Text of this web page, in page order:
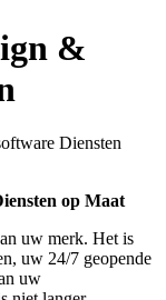
&
Diensten
op Maat
uw merk. Het is
uw 24/7 geopende
uw